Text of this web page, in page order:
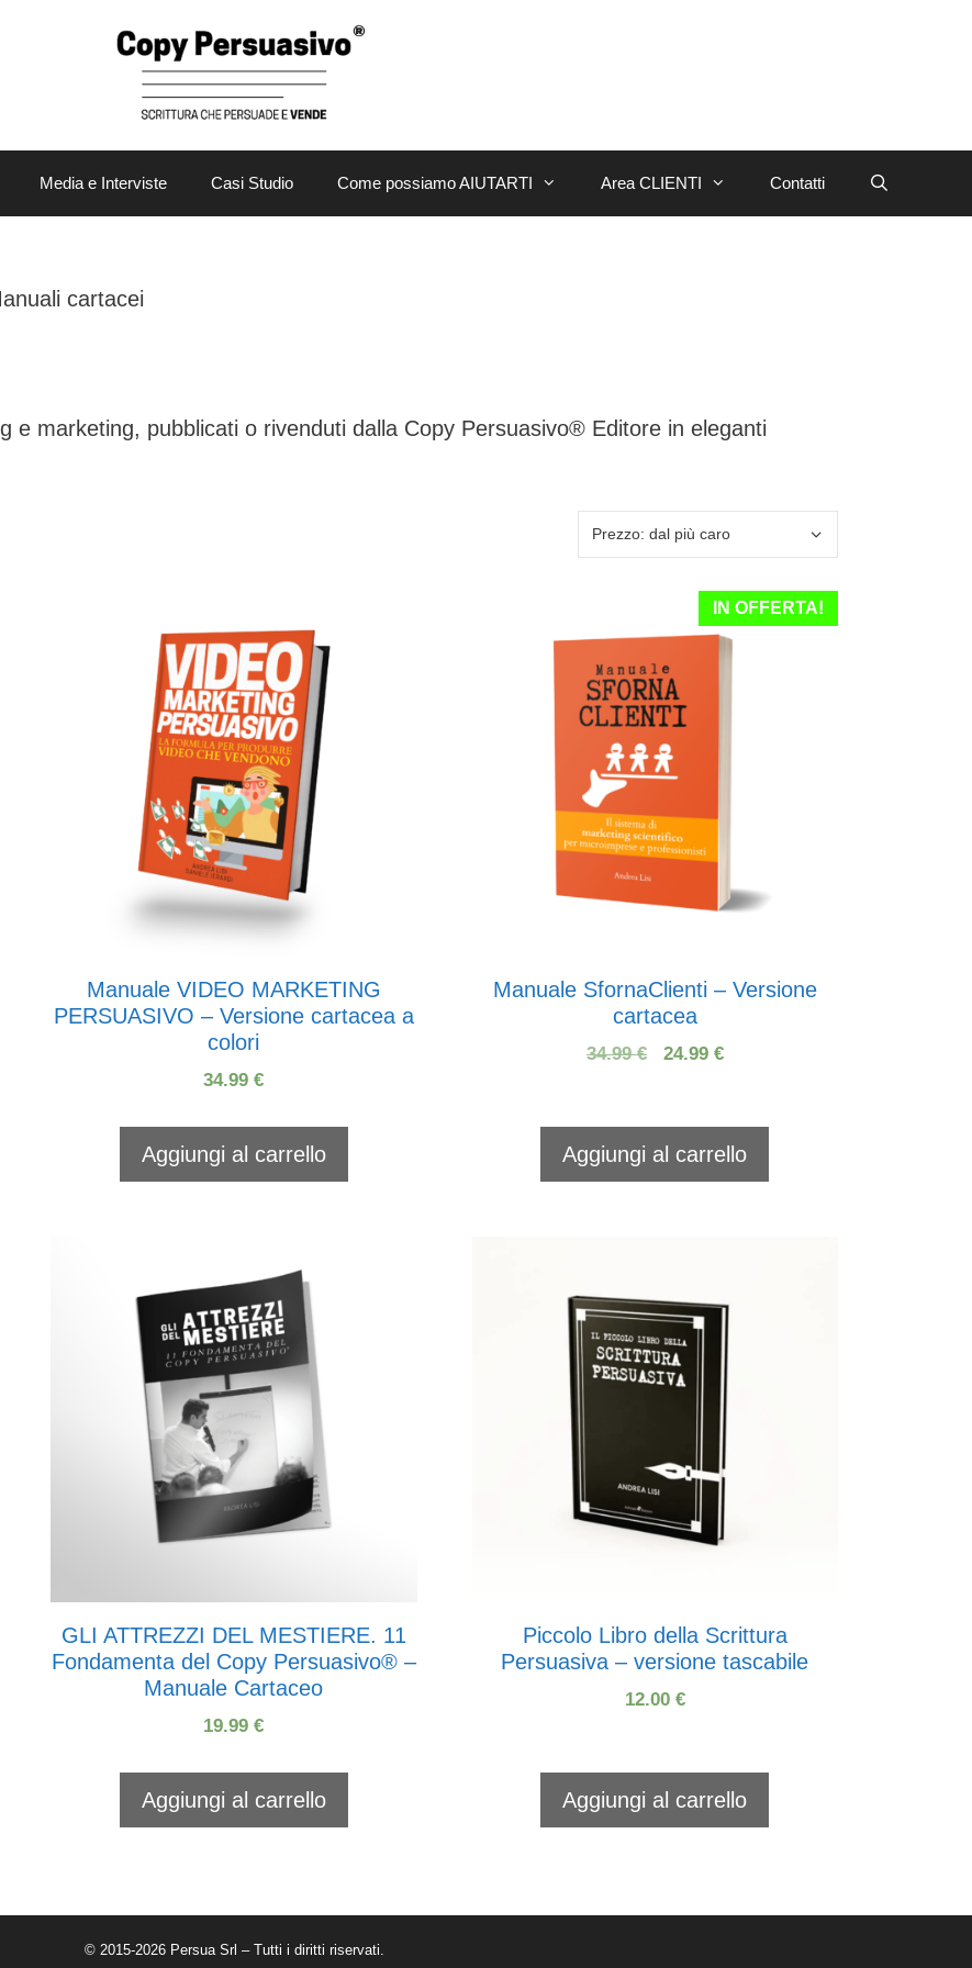
Media e Interviste Casi Studio Come possiamo AIUTARTI Area CLIENTI Contatti
cartacei
e marketing, pubblicati o rivenduti dalla Copy Persuasivo® Editore in eleganti
Manuale VIDEO MARKETING
PERSUASIVO – Versione cartacea a
colori
34.99€
Aggiungi al carrello
IN OFFERTA!
Manuale SfornaClienti – Versione
cartacea
34.99€
Il
34.99 €.
24.99 €Il
24.99 €.
Aggiungi al carrello
GLI ATTREZZI DEL MESTIERE. 11
Fondamenta del Copy Persuasivo® –
Manuale Cartaceo
19.99€
Aggiungi al carrello
Piccolo Libro della Scrittura
Persuasiva – versione tascabile
12.00 €
Aggiungi al carrello
© 2015-2026 Persua Srl – Tutti i diritti riservati.